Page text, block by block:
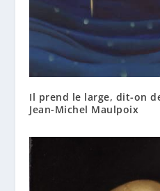
Il prend le large, dit-on
Jean-Michel Maulpoix